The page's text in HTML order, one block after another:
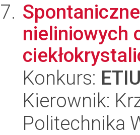
nieliniowych
Konkurs:
Kierownik:
Politechnika